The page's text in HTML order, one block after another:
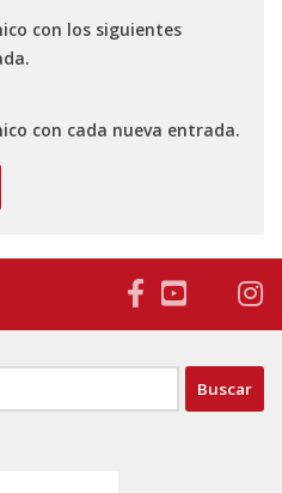
con los siguientes
con cada nueva entrada.